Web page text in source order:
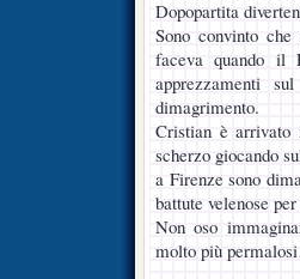
Dopopartita
Sono convinto
faceva quando
apprezzamenti
dimagrimento.
Cristian è arrivato
scherzo giocando
a Firenze sono
battute velenose
Non oso
molto più